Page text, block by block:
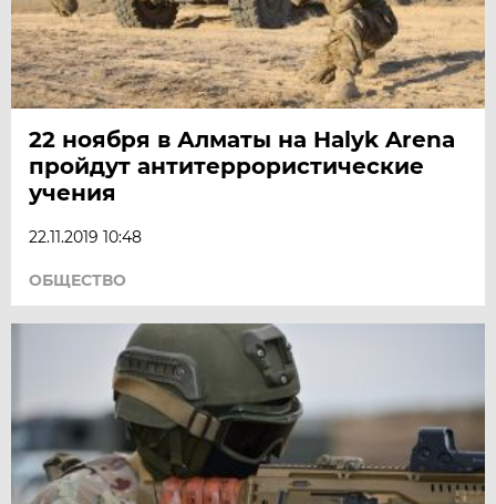
22 ноября в Алматы на Halyk Arena
пройдут антитеррористические
учения
22.11.2019 10:48
ОБЩЕСТВО